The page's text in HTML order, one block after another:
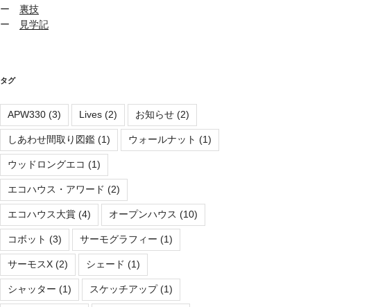
ー 裏技
ー
見学記
タグ
APW330(3) Lives(2) お知らせ(2)
しあわせ間取り図鑑(1) ウォールナット (1)
ウッドロングエコ (1)
エコハウス・アワード (2)
エコハウス大賞(4) オープンハウス (10)
コボット (3) サーモグラフィー (1)
サーモスX(2) シェード (1)
シャッター (1) スケッチアップ(1)